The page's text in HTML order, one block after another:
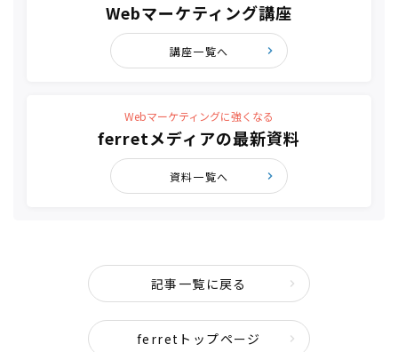
Webマーケティング講座
講座一覧へ
Webマーケティングに強くなる
ferretメディアの最新資料
資料一覧へ
記事一覧に戻る
ferretトップページ